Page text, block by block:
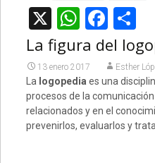
X
La figura del
13 enero 2017 Esther
La logopedia es una
procesos de la
relacionados y en el
prevenirlos, evaluarlos y